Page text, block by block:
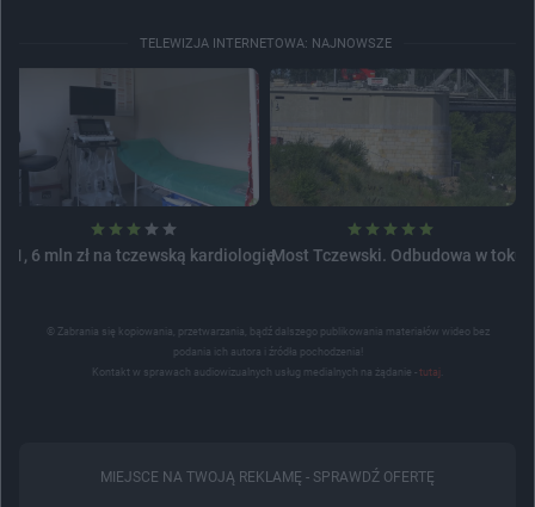
TELEWIZJA INTERNETOWA: NAJNOWSZE
1, 6 mln zł na tczewską kardiologięMost Tczewski. Odbudowa w toku
© Zabrania się kopiowania, przetwarzania, bądź dalszego publikowania materiałów wideo bez
podania ich autora i źródła pochodzenia!
Kontakt w sprawach audiowizualnych usług medialnych na żądanie - tutaj
MIEJSCE NA TWOJĄ REKLAMĘ - SPRAWDŹ OFERTĘ